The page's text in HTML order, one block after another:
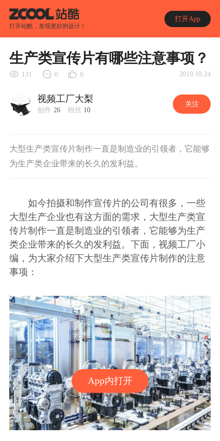
打开站酷，发现更好的设计！
打开App
App内打开
生产类宣传片有哪些注意事项？
131 0 0 2019.10.24
视频工厂大梨
创作 26 粉丝 10
关注
大型生产类宣传片制作一直是制造业的引领者，它能够
为生产类企业带来的长久的发利益。
如今拍摄和制作宣传片的公司有很多，一些
大型生产企业也有这方面的需求，大型生产类宣
传片制作一直是制造业的引领者，它能够为生产
类企业带来的长久的发利益。下面，视频工厂小
编，为大家介绍下大型生产类宣传片制作的注意
事项：